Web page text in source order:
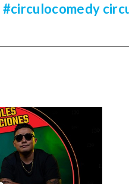
#circulocomedy